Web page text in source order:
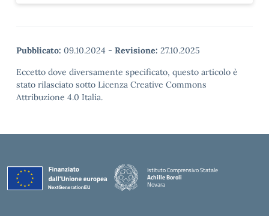
Pubblicato: 09.10.2024 - Revisione: 27.10.2025
Eccetto dove diversamente specificato, questo articolo è
stato rilasciato sotto Licenza Creative Commons
Attribuzione 4.0 Italia.
Istituto Comprensivo Statale
Achille Boroli
Novara